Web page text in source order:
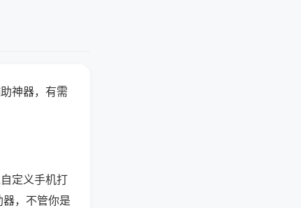
神器，有需
定义手机打
，不管你是